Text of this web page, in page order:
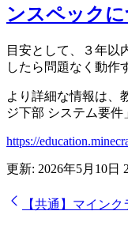
ンスペックに
目安として、３年以
したら問題なく動作
より詳細な情報は、
ジ下部 システム要件
https://
更新: 2026年5月10日
【共通】マインク